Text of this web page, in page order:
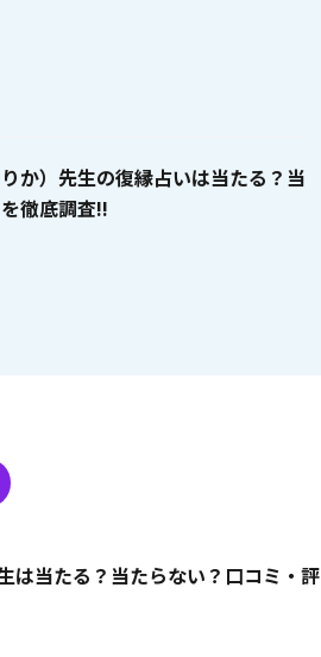
か）先生の復縁占いは当たる？当
徹底調査!!
は当たる？当たらない？口コミ・評